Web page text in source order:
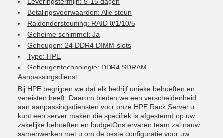
Betalingsvoorwaarden: Alle steun
Raidondersteuning: RAID 0/1/10/5
Geheime schimmel: Ja
Geheugen: 24 DDR4 DIMM-slots
Type: HPE
Geheugentechnologie: DDR4 SDRAM
Aanpassingsdienst
Bij HPE begrijpen we dat elk bedrijf unieke behoeften en
vereisten heeft. Daarom bieden we een verscheidenheid
aan aanpassingsdiensten voor onze HPE Rack Server.u
kunt een server maken die specifiek is afgestemd op uw
zakelijke behoeften en budgetOns ervaren team zal nauw
samenwerken met u om de beste configuratie voor uw